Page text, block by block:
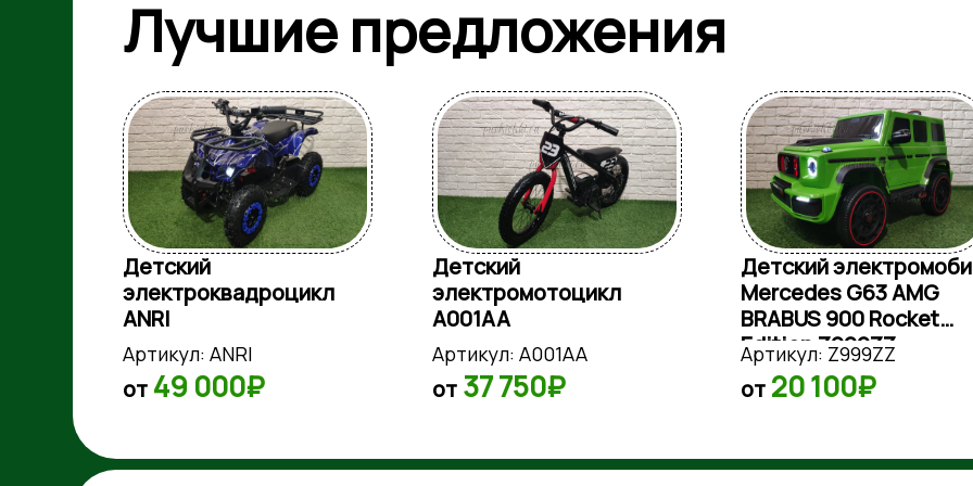
Лучшие предложения
Детский
электроквадроцикл
ANRI
Артикул:ANRI
от 49 000₽
Детский
электромотоцикл
A001AA
Артикул: A001AA
от 37 750₽
Детский
Mercedes G63 AMG
BRABUS 900 Rocket
Edition Z999ZZ
Артикул: Z999ZZ
от 20 100₽